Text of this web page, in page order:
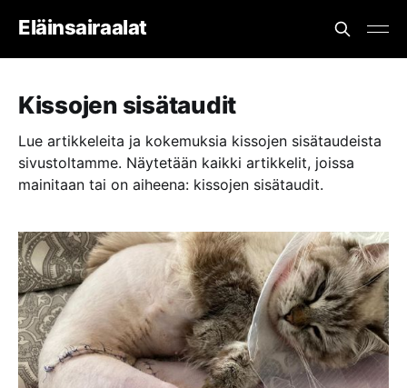
Eläinsairaalat
Kissojen sisätaudit
Lue artikkeleita ja kokemuksia kissojen sisätaudeista
sivustoltamme. Näytetään kaikki artikkelit, joissa
mainitaan tai on aiheena: kissojen sisätaudit.